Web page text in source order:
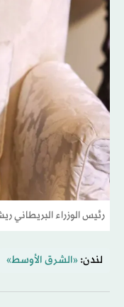
رئيس الوزراء البريطاني
لندن: «الشرق الأوسط»